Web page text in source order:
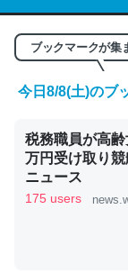
─GPTの仕組みと
くらい。小説で
ど、短期記憶と
かりやすく強く
─GPTの仕組みと
ブックマークが集
今日8/8(土)のブ
税務職員が高
万円受け取り
ニュース
175 users